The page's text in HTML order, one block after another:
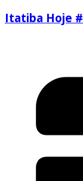
Itatiba Hoje